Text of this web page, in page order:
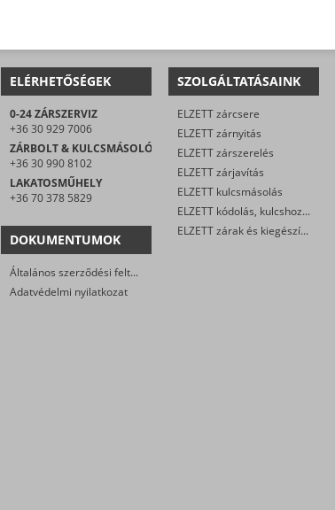
ELÉRHETŐSÉGEK
0-24 ZÁRSZERVIZ
+36 30 929 7006
ZÁRBOLT & KULCSMÁSOLÓ
+36 30 990 8102
LAKATOSMŰHELY
+36 70 378 5829
DOKUMENTUMOK
Általános szerződési feltételek
Adatvédelmi nyilatkozat
SZOLGÁLTATÁSAINK
ELZETT zárcsere
ELZETT zárnyitás
ELZETT zárszerelés
ELZETT zárjavítás
ELZETT kulcsmásolás
ELZETT kódolás, kulcshoz zárbetét készítése
ELZETT zárak és kiegészítők kereskedelme